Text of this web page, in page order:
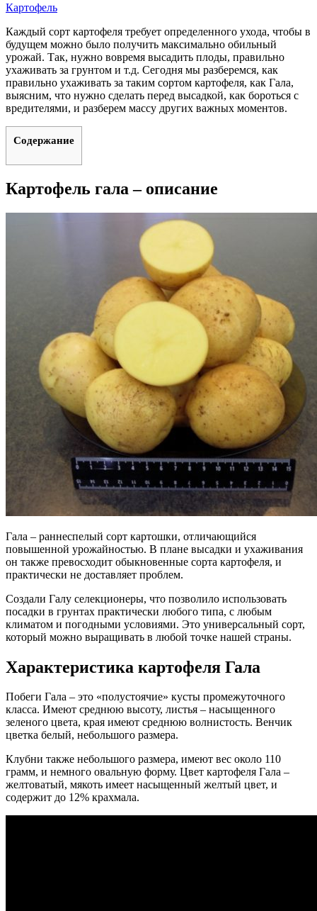
Картофель
Каждый сорт картофеля требует определенного ухода, чтобы в
будущем можно было получить максимально обильный
урожай. Так, нужно вовремя высадить плоды, правильно
ухаживать за грунтом и т.д. Сегодня мы разберемся, как
правильно ухаживать за таким сортом картофеля, как Гала,
выясним, что нужно сделать перед высадкой, как бороться с
вредителями, и разберем массу других важных моментов.
Содержание
Картофель гала – описание
Гала – раннеспелый сорт картошки, отличающийся
повышенной урожайностью. В плане высадки и ухаживания
он также превосходит обыкновенные сорта картофеля, и
практически не доставляет проблем.
Создали Галу селекционеры, что позволило использовать
посадки в грунтах практически любого типа, с любым
климатом и погодными условиями. Это универсальный сорт,
который можно выращивать в любой точке нашей страны.
Характеристика картофеля Гала
Побеги Гала – это «полустоячие» кусты промежуточного
класса. Имеют среднюю высоту, листья – насыщенного
зеленого цвета, края имеют среднюю волнистость. Венчик
цветка белый, небольшого размера.
Клубни также небольшого размера, имеют вес около 110
грамм, и немного овальную форму. Цвет картофеля Гала –
желтоватый, мякоть имеет насыщенный желтый цвет, и
содержит до 12% крахмала.